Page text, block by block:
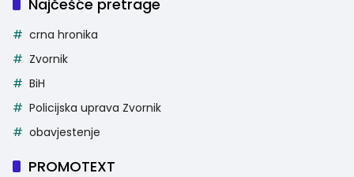
Najčešće pretrage
crna hronika
Zvornik
BiH
Policijska uprava Zvornik
obavjestenje
PROMOTEXT